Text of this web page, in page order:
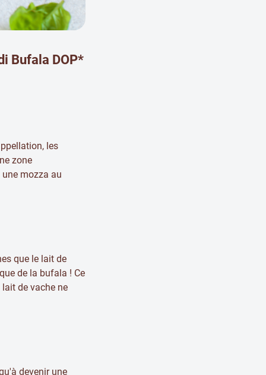
Bufala DOP*
les
zone
mozza au
que le lait de
de la bufala ! Ce
de vache ne
devenir une